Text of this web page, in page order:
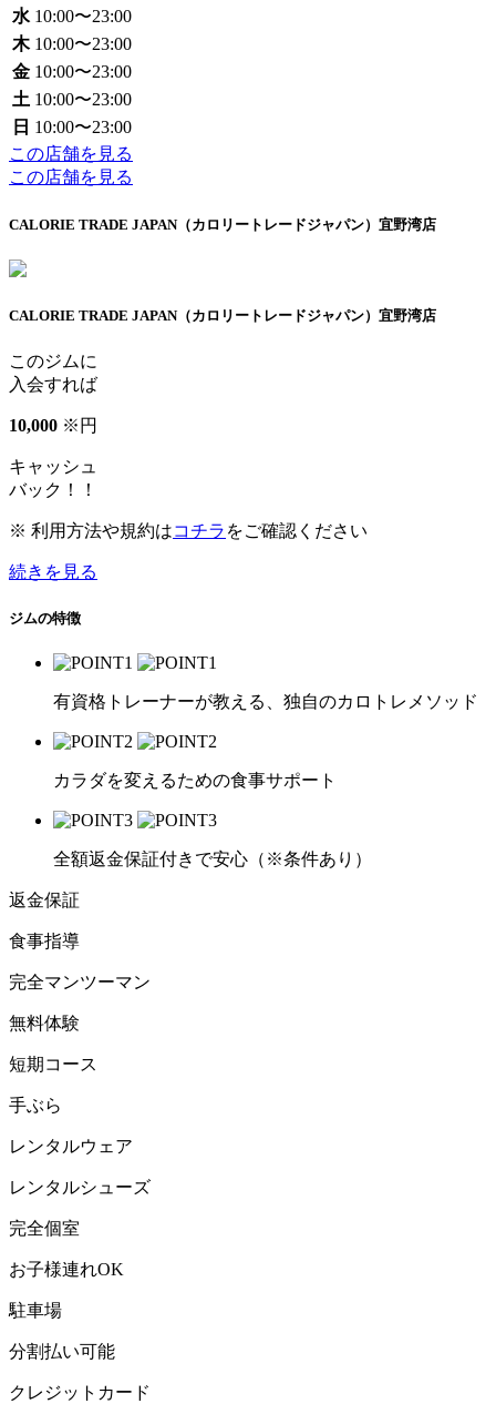
水 10:00〜23:00
木 10:00〜23:00
金 10:00〜23:00
土 10:00〜23:00
日 10:00〜23:00
この店舗を見る
この店舗を見る
CALORIE TRADE JAPAN（カロリートレードジャパン）宜野湾店
CALORIE TRADE JAPAN（カロリートレードジャパン）宜野湾店
このジムに
入会すれば
10,000 ※ 円
キャッシュ
バック！！
※ 利用方法や規約はコチラ をご確認ください
続きを見る
ジムの特徴
有資格トレーナーが教える、独自のカロトレメソッド
カラダを変えるための食事サポート
全額返金保証付きで安心（※条件あり）
返金保証
食事指導
完全マンツーマン
無料体験
短期コース
手ぶら
レンタルウェア
レンタルシューズ
完全個室
お子様連れOK
駐車場
分割払い可能
クレジットカード